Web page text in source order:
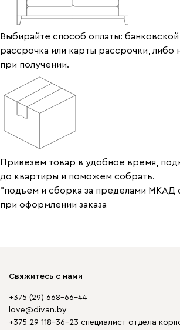
Выбирайте способ оплаты:
рассрочка или карты рассрочки, либо
при получении.
Привезем товар в удобное время,
до квартиры и поможем собрать.
*подъем и сборка за пределами МКАД
при оформлении заказа
Свяжитесь с нами
+375 (29) 668-66-44
love@divan.by
+375 29 118-36-23 специалист отдела